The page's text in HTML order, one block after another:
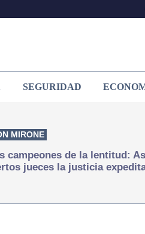
SEGURIDAD
MIRONE
campeones de la lentitud:
jueces la justicia